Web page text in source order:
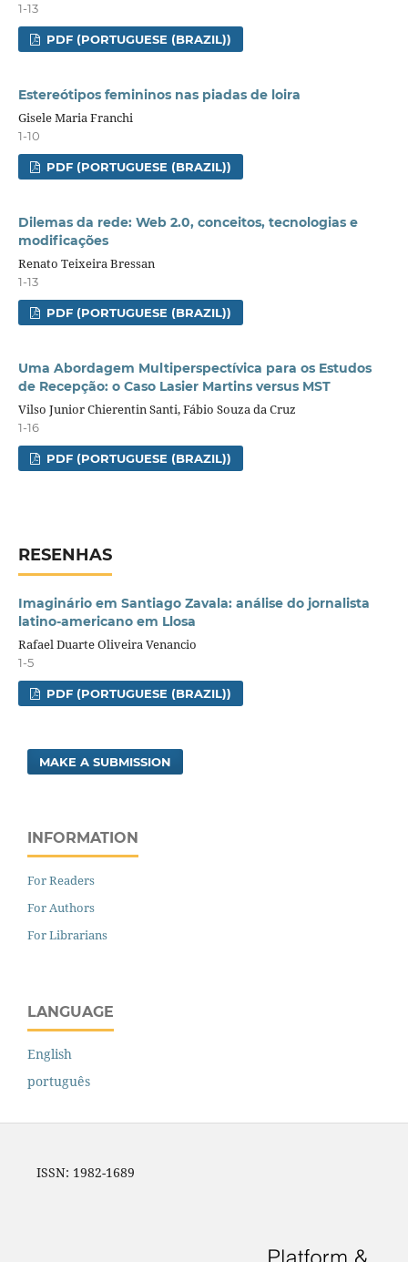
1-13
PDF (PORTUGUESE (BRAZIL))
Estereótipos femininos nas piadas de loira
Gisele Maria Franchi
1-10
PDF (PORTUGUESE (BRAZIL))
Dilemas da rede: Web 2.0, conceitos, tecnologias e
modificações
Renato Teixeira Bressan
1-13
PDF (PORTUGUESE (BRAZIL))
Uma Abordagem Multiperspectívica para os Estudos
de Recepção: o Caso Lasier Martins versus MST
Vilso Junior Chierentin Santi, Fábio Souza da Cruz
1-16
PDF (PORTUGUESE (BRAZIL))
RESENHAS
Imaginário em Santiago Zavala: análise do jornalista
latino-americano em Llosa
Rafael Duarte Oliveira Venancio
1-5
PDF (PORTUGUESE (BRAZIL))
MAKE A SUBMISSION
INFORMATION
For Readers
For Authors
For Librarians
LANGUAGE
English
português
ISSN: 1982-1689